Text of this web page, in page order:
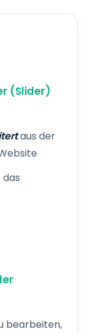
(Slider)
aus der
das
bearbeiten,